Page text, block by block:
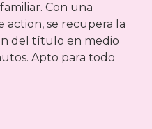
Con una
action, se recupera la
del título en medio
Apto para todo